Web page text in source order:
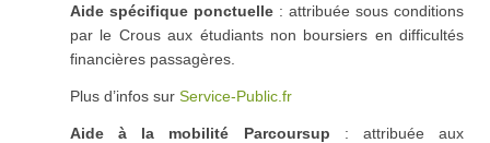
Aide spécifique ponctuelle : attribuée sous conditions
par le Crous aux étudiants non boursiers en difficultés
financières passagères.
Plus d’infos sur Service-Public.fr
Aide à la mobilité Parcoursup : attribuée aux